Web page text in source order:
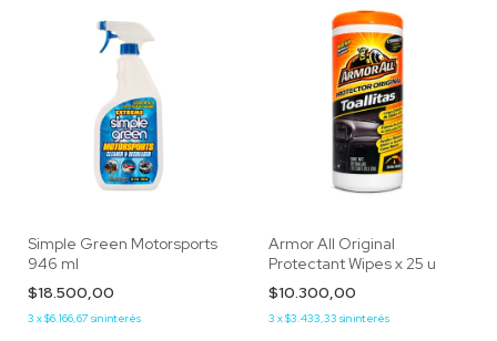
Simple Green Motorsports
946 ml
$18.500,00
3 x$6.166,67 sin interés
Armor All Original
Protectant Wipes x 25 u
$10.300,00
3 x$3.433,33 sin interés